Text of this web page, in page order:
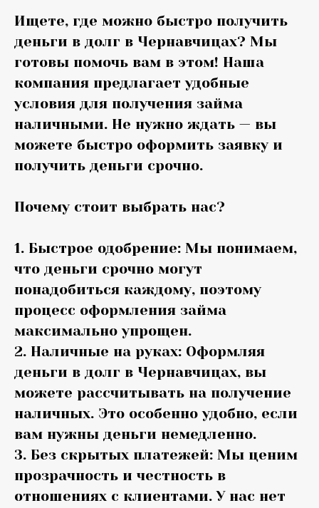
Ищете, где можно быстро получить
деньги в долг в Чернавчицах? Мы
готовы помочь вам в этом! Наша
компания предлагает удобные
условия для получения займа
наличными. Не нужно ждать — вы
можете быстро оформить заявку и
получить деньги срочно.
Почему стоит выбрать нас?
1. Быстрое одобрение: Мы понимаем,
что деньги срочно могут
понадобиться каждому, поэтому
процесс оформления займа
максимально упрощен.
2. Наличные на руках: Оформляя
деньги в долг в Чернавчицах, вы
можете рассчитывать на получение
наличных. Это особенно удобно, если
вам нужны деньги немедленно.
3. Без скрытых платежей: Мы ценим
прозрачность и честность в
отношениях с клиентами. У нас нет